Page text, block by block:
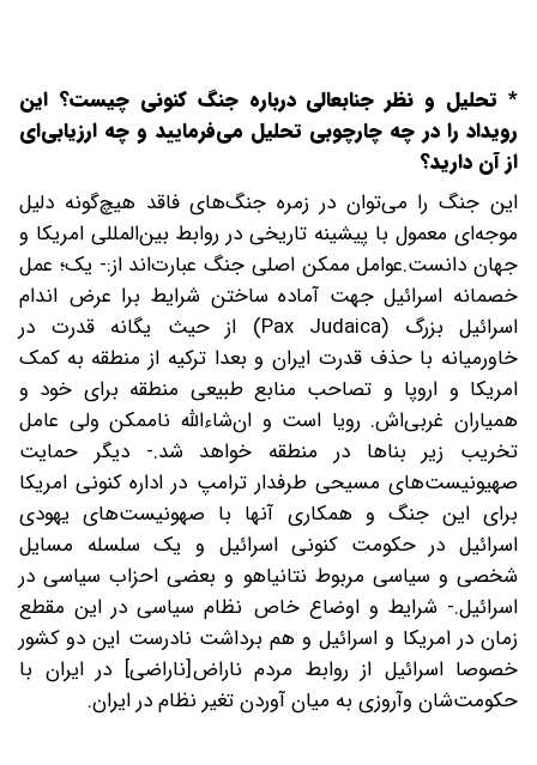
* تحلیل و نظر جنابعالی درباره جنگ کنونی چیست؟ این
رویداد را در چه چارچوبی تحلیل می‌فرمایید و چه ارزیابی‌ای
از آن دارید؟
این جنگ را می‌توان در زمره جنگ‌های فاقد هیچ‌گونه دلیل
موجه‌ای معمول با پیشینه تاریخی در روابط بین‌المللی امریکا و
جهان دانست.عوامل ممکن اصلی جنگ عبارت‌اند از:- ‌یک؛ عمل
خصمانه اسرائیل جهت آماده ساختن شرایط برا عرض اندام
اسرائیل بزرگ (Pax Judaica) از حیث یگانه قدرت در
خاورمیانه با حذف قدرت ایران و بعدا ترکیه از منطقه به کمک
امریکا و اروپا و تصاحب منابع طبیعی منطقه برای خود و
همیاران غربی‌اش. رویا است و ان‌شاءالله ناممکن ولی عامل
تخریب زیر بناها در منطقه خواهد شد.‌- دیگر حمایت
صهیونیست‌های مسیحی طرفدار ترامپ در اداره کنونی امریکا
برای این جنگ و همکاری آنها با صهونیست‌های یهودی
اسرائیل در حکومت کنونی اسرائیل و یک سلسله مسایل
شخصی و سیاسی مربوط نتانیاهو و بعضی احزاب سیاسی در
اسرائیل.‌- شرایط و اوضاع خاص نظام سیاسی در این مقطع
زمان در امریکا و اسرائیل و هم برداشت نادرست این دو کشور
خصوصا اسرائیل از روابط مردم ناراض[ناراضی] در ایران با
حکومت‌شان وآروزی به میان آوردن تغیر نظام در ایران.